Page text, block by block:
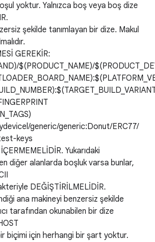
yoktur. Yalnızca boş veya boş dize
şekilde tanımlayan bir dize. Makul
GEREKİR:
$(PRODUCT_NAME)/
generic/generic:Donut/ERC77/
keys
Yukarıdaki
diğer alanlarda boşluk varsa bunlar,
DEĞİŞTİRİLMELİDİR.
ana makineyi benzersiz şekilde
tarafından okunabilen bir dize
biçimi için herhangi bir şart yoktur.